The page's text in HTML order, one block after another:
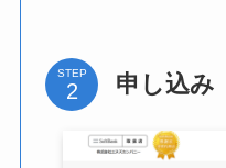
STEP 申し込み